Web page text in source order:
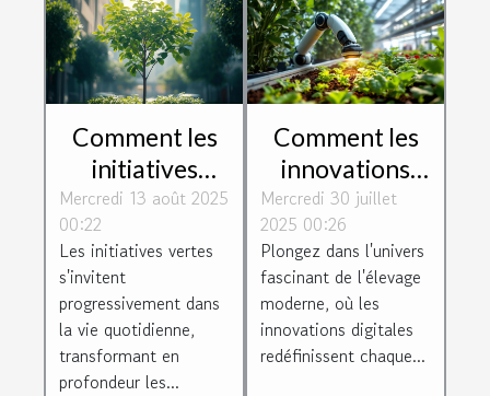
Comment les
initiatives
vertes
transforment-
elles notre
quotidien ?
Mercredi 13 août 2025
00:22
Les initiatives vertes
s'invitent
progressivement dans
la vie quotidienne,
transformant en
profondeur les...
Comment les
innovations
digitales
transforment-
elles l'élevage
moderne ?
Mercredi 30 juillet
2025 00:26
Plongez dans l'univers
fascinant de l'élevage
moderne, où les
innovations digitales
redéfinissent chaque...